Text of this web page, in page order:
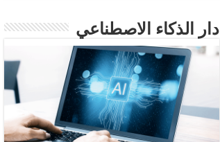
دار الذكاء الاصطناعي